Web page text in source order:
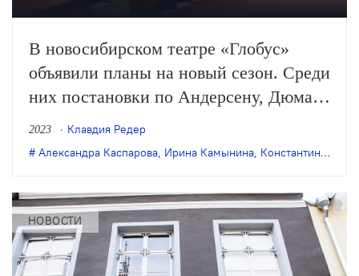
В новосибирском театре «Глобус»
объявили планы на новый сезон. Среди
них постановки по Андерсену, Дюма,
Пушкину и Грибоедову.
2023
Клавдия Редер
Александра Каспарова, Ирина Камынина, Константин Яковлев
НОВОСТИ